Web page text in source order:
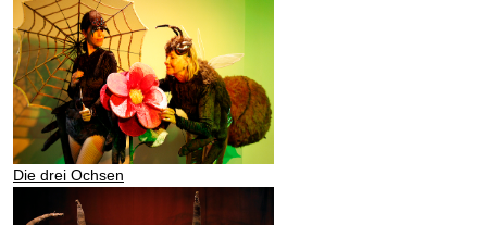
Die drei Ochsen